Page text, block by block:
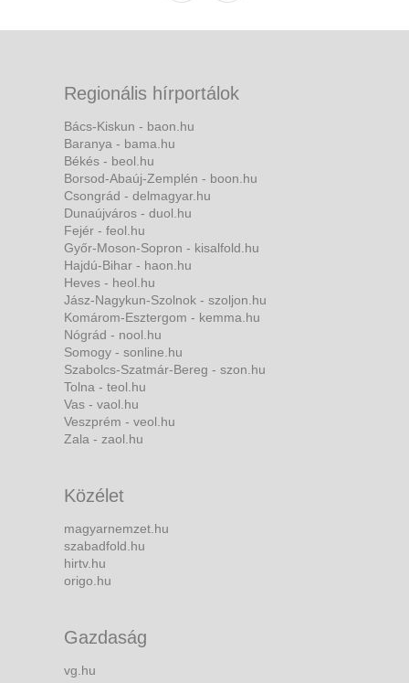
Regionális hírportálok
Bács-Kiskun - baon.hu
Baranya - bama.hu
Békés - beol.hu
Borsod-Abaúj-Zemplén - boon.hu
Csongrád - delmagyar.hu
Dunaújváros - duol.hu
Fejér - feol.hu
Győr-Moson-Sopron - kisalfold.hu
Hajdú-Bihar - haon.hu
Heves - heol.hu
Jász-Nagykun-Szolnok - szoljon.hu
Komárom-Esztergom - kemma.hu
Nógrád - nool.hu
Somogy - sonline.hu
Szabolcs-Szatmár-Bereg - szon.hu
Tolna - teol.hu
Vas - vaol.hu
Veszprém - veol.hu
Zala - zaol.hu
Közélet
magyarnemzet.hu
szabadfold.hu
hirtv.hu
origo.hu
Gazdaság
vg.hu